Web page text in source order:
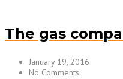
The gas
January 19, 2016
No Comments